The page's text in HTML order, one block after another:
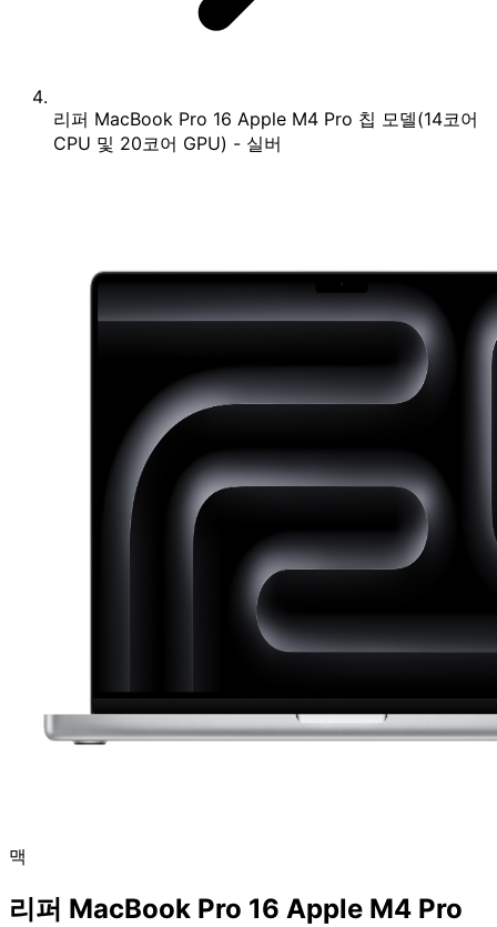
리퍼 MacBook Pro 16 Apple M4 Pro 칩 모델(14코어
CPU 및 20코어 GPU) - 실버
맥
리퍼 MacBook Pro 16 Apple M4 Pro